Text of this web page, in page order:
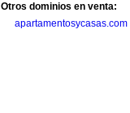
Otros dominios en venta:
apartamentosycasas.com|